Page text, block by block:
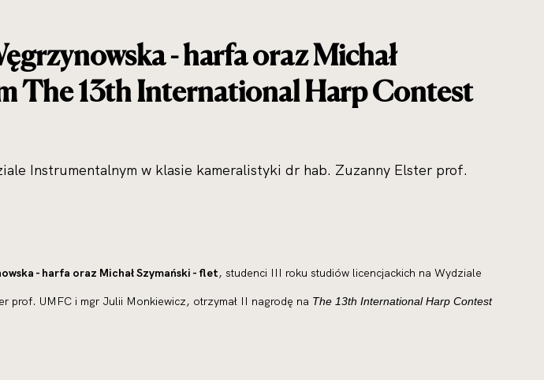
- harfa oraz Michał
The 13th International Harp Contest
Instrumentalnym w klasie kameralistyki dr hab. Zuzanny Elster prof.
- harfa oraz Michał Szymański - flet, studenci III roku studiów licencjackich na Wydziale
prof. UMFC i mgr Julii Monkiewicz, otrzymał II nagrodę na The 13th International Harp Contest